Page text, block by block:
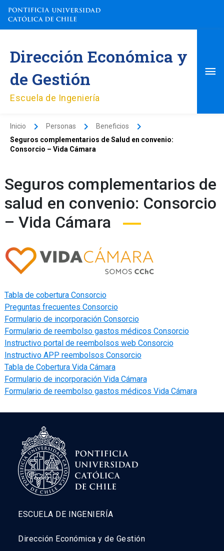
contenido
Dirección Económica y
de Gestión
Escuela de Ingeniería
Inicio Personas
Beneficios
Seguros complementarios de Salud en convenio:
Consorcio – Vida Cámara
Seguros complementarios de
salud en convenio: Consorcio
– Vida Cámara
Tabla de cobertura Consorcio
Preguntas frecuentes Consorcio
Formulario de incorporación Consorcio
Formulario de reembolso gastos médicos Consorcio
Instructivo portal de reembolsos web Consorcio
Instructivo APP reembolsos Consorcio
Tabla de Cobertura Vida Cámara
Formulario de incorporación Vida Cámara
Formulario de reembolso gastos médicos Vida Cámara
ESCUELA DE INGENIERÍA
Dirección Económica y de Gestión